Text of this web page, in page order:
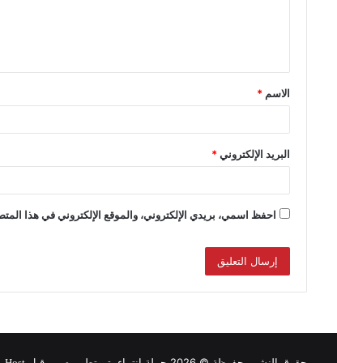
الاسم *
البريد الإلكتروني*
احفظ اسمي، بريدي الإلكتروني، والموقع الإلكتروني في هذا